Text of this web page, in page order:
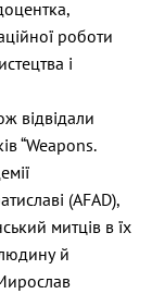
роботи
і
відвідали
“Weapons.
(AFAD),
митців в їх
й